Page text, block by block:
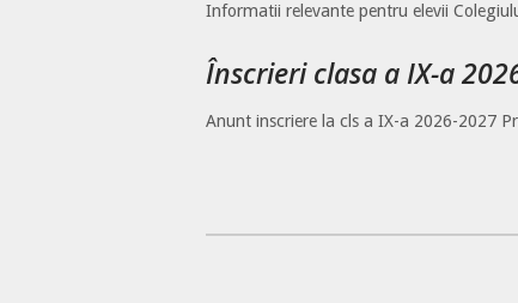
Informatii relevante pentru elevii
Înscrieri clasa a IX-a
Anunt inscriere la cls a IX-a 2026-2027